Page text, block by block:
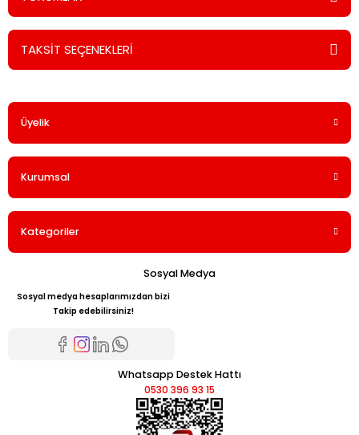
Bu ürüne ilk yorumu siz yapın!
TAKSİT SEÇENEKLERİ
Üyelik
Kurumsal
Kategoriler
Sosyal Medya
Sosyal medya hesaplarımızdan bizi
Takip edebilirsiniz!
Whatsapp Destek Hattı
0530 396 93 15